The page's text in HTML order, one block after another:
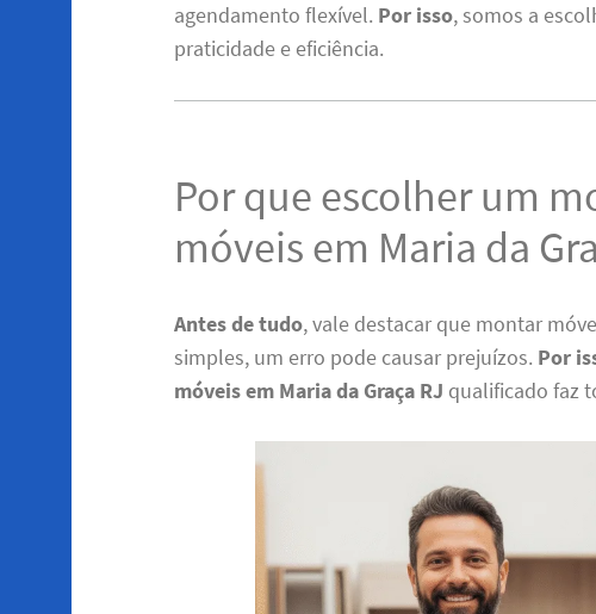
agendamento flexível. Por isso, somos a
praticidade e eficiência.
Por que escolher um
móveis em Maria da
Antes de tudo, vale destacar que montar
simples, um erro pode causar prejuízos. Por
móveis em Maria da Graça RJ qualificado faz